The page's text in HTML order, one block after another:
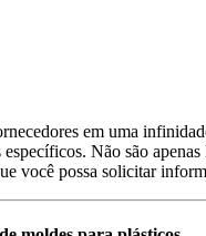
em uma
Não são
você possa solicitar